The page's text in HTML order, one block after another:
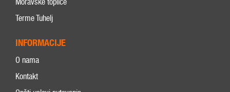
Terme Tuhelj
INFORMACIJE
O nama
Kontakt